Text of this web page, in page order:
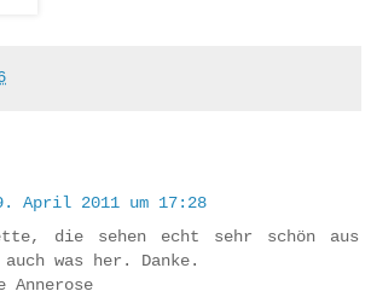
April 2011 um 17:28
die sehen echt sehr schön aus
auch was her. Danke.
Annerose